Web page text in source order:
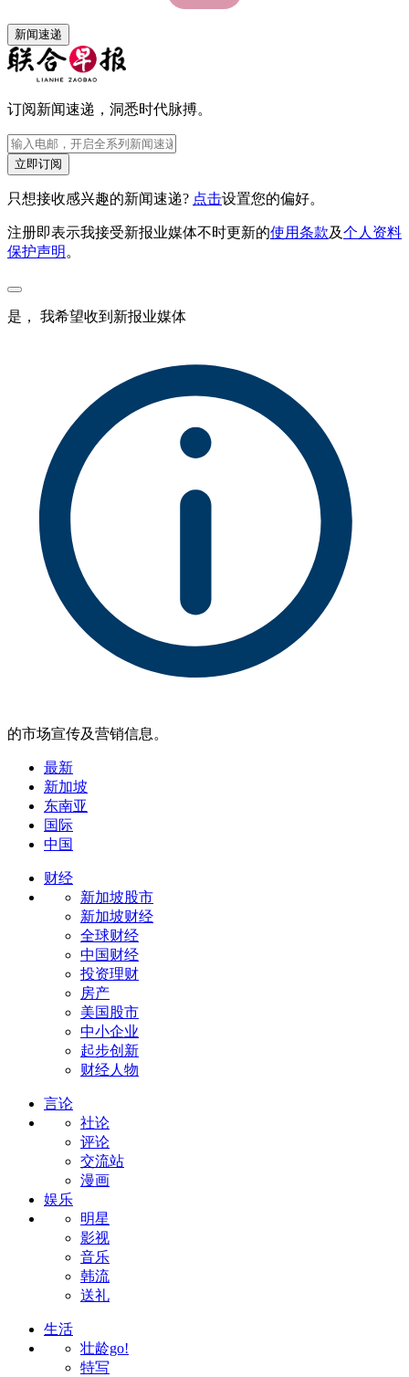
新闻速递
订阅新闻速递，洞悉时代脉搏。
立即订阅
只想接收感兴趣的新闻速递? 点击设置您的偏好。
注册即表示我接受新报业媒体不时更新的使用条款及个人资料
保护声明 。
是， 我希望收到新报业媒体
的市场宣传及营销信息。
最新
新加坡
东南亚
国际
中国
财经
新加坡股市
新加坡财经
全球财经
中国财经
投资理财
房产
美国股市
中小企业
起步创新
财经人物
言论
社论
评论
交流站
漫画
娱乐
明星
影视
音乐
韩流
送礼
生活
壮龄go!
特写